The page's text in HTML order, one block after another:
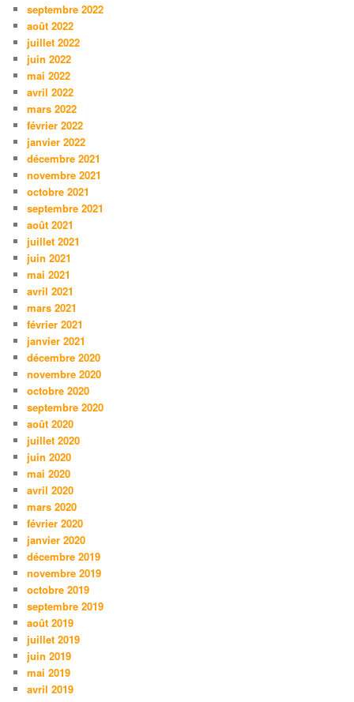
septembre 2022
août 2022
juillet 2022
juin 2022
mai 2022
avril 2022
mars 2022
février 2022
janvier 2022
décembre 2021
novembre 2021
octobre 2021
septembre 2021
août 2021
juillet 2021
juin 2021
mai 2021
avril 2021
mars 2021
février 2021
janvier 2021
décembre 2020
novembre 2020
octobre 2020
septembre 2020
août 2020
juillet 2020
juin 2020
mai 2020
avril 2020
mars 2020
février 2020
janvier 2020
décembre 2019
novembre 2019
octobre 2019
septembre 2019
août 2019
juillet 2019
juin 2019
mai 2019
avril 2019